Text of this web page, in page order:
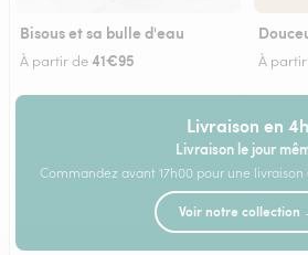
Bisous et sa bulle d'eau
À partir de41€95 À
Livraison en 4h
Livraison le jour
Commandez avant 17h00 pour une
Voir notre collection